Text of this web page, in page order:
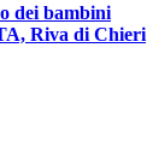
dei bambini
Riva di Chieri